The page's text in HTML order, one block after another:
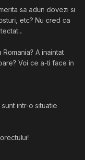
sa adun dovezi si
etc? Nu cred ca
A inaintat
Voi ce a-ti face in
intr-o situatie